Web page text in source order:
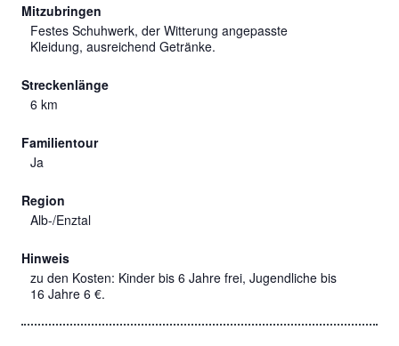
Mitzubringen
Festes Schuhwerk, der Witterung angepasste
Kleidung, ausreichend Getränke.
Streckenlänge
6 km
Familientour
Ja
Region
Alb-/Enztal
Hinweis
zu den Kosten: Kinder bis 6 Jahre frei, Jugendliche bis
16 Jahre 6 €.